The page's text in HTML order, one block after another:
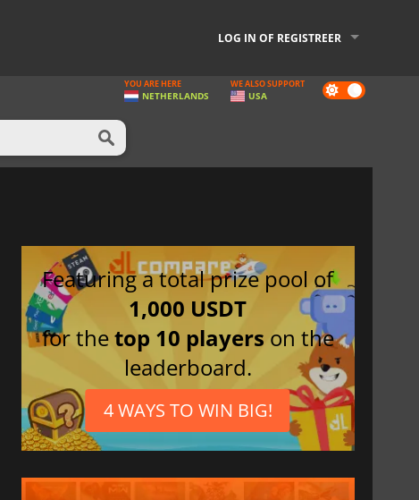
LOG IN OF REGISTREER
Dark
mode
YOU ARE HERE
NETHERLANDS
WE ALSO SUPPORT
USA
Featuring a total prize pool of
1,000 USDT
for thetop 10 players on the
leaderboard.
4 WAYS TO WIN BIG!